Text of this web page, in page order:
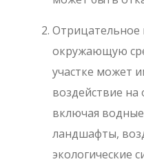
Отрицательное
окружающую
участке может
воздействие
включая
ландшафты,
экологические